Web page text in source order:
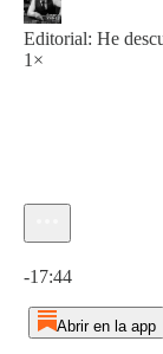
Editorial: He
1×
-17:44
Abrir en la app